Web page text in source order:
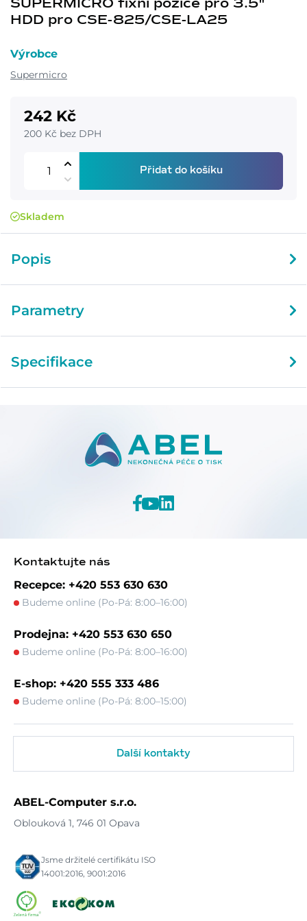
SUPERMICRO fixni pozice pro 3.5"
HDD pro CSE-825/CSE-LA25
Výrobce
Supermicro
242 Kč
200 Kč bez DPH
Přidat do košíku
Skladem
Popis
Parametry
Specifikace
Kontaktujte nás
Recepce: +420 553 630 630
Budeme online (Po-Pá: 8:00–16:00)
Prodejna: +420 553 630 650
Budeme online (Po-Pá: 8:00–16:00)
E-shop: +420 555 333 486
Budeme online (Po-Pá: 8:00–15:00)
Další kontakty
ABEL-Computer s.r.o.
Oblouková 1, 746 01 Opava
Jsme držitelé certifikátu ISO
14001:2016, 9001:2016